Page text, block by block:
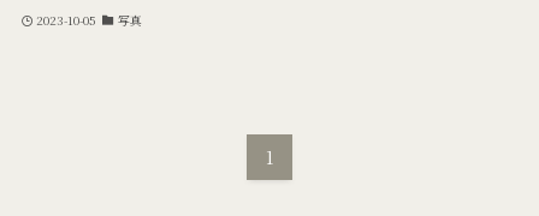
2023-10-05 写真
1